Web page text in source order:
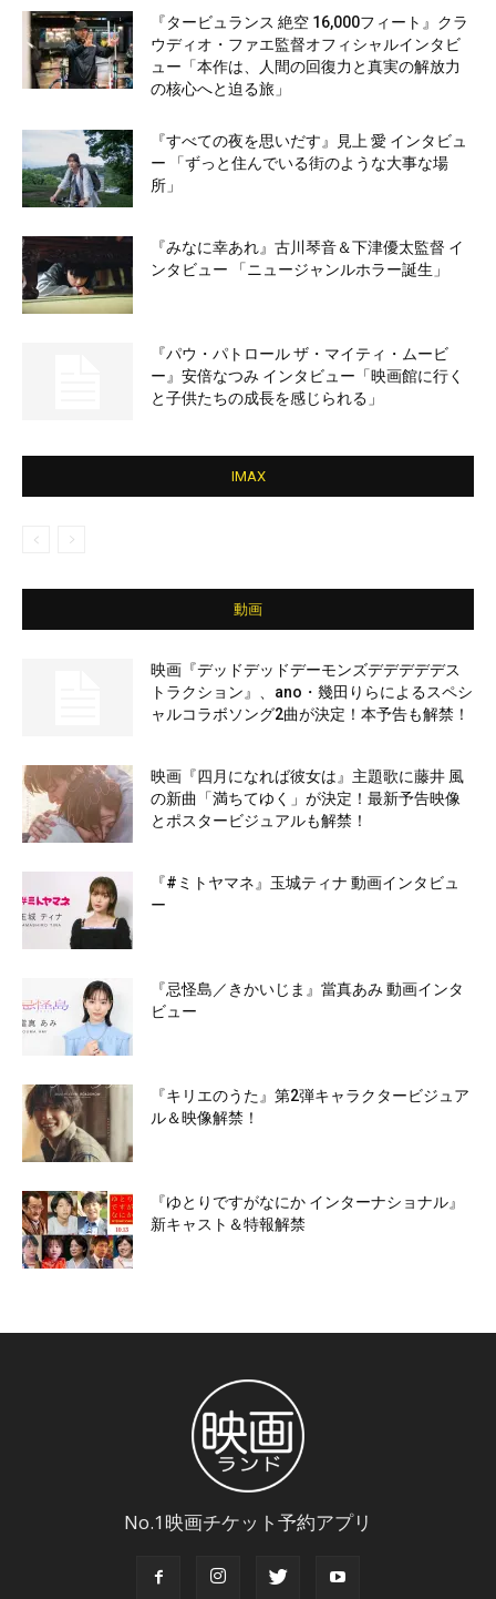
『タービュランス 絶空 16,000フィート』クラ
ウディオ・ファエ監督オフィシャルインタビ
ュー「本作は、人間の回復力と真実の解放力
の核心へと迫る旅」
『すべての夜を思いだす』見上 愛 インタビュ
ー 「ずっと住んでいる街のような大事な場
所」
『みなに幸あれ』古川琴音＆下津優太監督 イ
ンタビュー 「ニュージャンルホラー誕生」
『パウ・パトロール ザ・マイティ・ムービ
ー』安倍なつみ インタビュー「映画館に行く
と子供たちの成長を感じられる」
IMAX
動画
映画『デッドデッドデーモンズデデデデデス
トラクション』、ano・幾田りらによるスペシ
ャルコラボソング2曲が決定！本予告も解禁！
映画『四月になれば彼女は』主題歌に藤井 風
の新曲「満ちてゆく」が決定！最新予告映像
とポスタービジュアルも解禁！
『#ミトヤマネ』玉城ティナ 動画インタビュ
ー
『忌怪島／きかいじま』當真あみ 動画インタ
ビュー
『キリエのうた』第2弾キャラクタービジュア
ル＆映像解禁！
『ゆとりですがなにか インターナショナル』
新キャスト＆特報解禁
No.1映画チケット予約アプリ